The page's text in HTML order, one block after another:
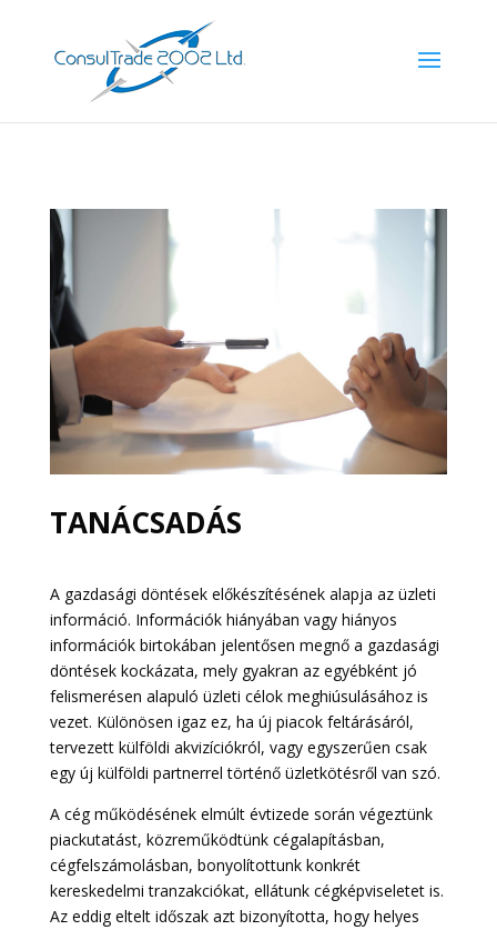
TANÁCSADÁS
A gazdasági döntések előkészítésének alapja az üzleti
információ. Információk hiányában vagy hiányos
információk birtokában jelentősen megnő a gazdasági
döntések kockázata, mely gyakran az egyébként jó
felismerésen alapuló üzleti célok meghiúsulásához is
vezet. Különösen igaz ez, ha új piacok feltárásáról,
tervezett külföldi akvizíciókról, vagy egyszerűen csak
egy új külföldi partnerrel történő üzletkötésről van szó.
A cég működésének elmúlt évtizede során végeztünk
piackutatást, közreműködtünk cégalapításban,
cégfelszámolásban, bonyolítottunk konkrét
kereskedelmi tranzakciókat, ellátunk cégképviseletet is.
Az eddig eltelt időszak azt bizonyította, hogy helyes